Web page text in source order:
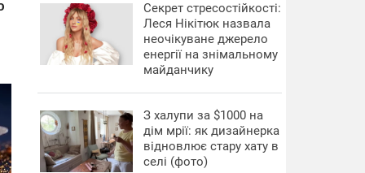
Секрет стресостійкості:
Леся Нікітюк назвала
неочікуване джерело
енергії на знімальному
майданчику
З халупи за $1000 на
дім мрії: як дизайнерка
відновлює стару хату в
селі (фото)